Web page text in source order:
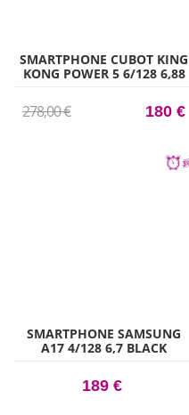
SMARTPHONE CUBOT KING
KONG POWER 5 6/128 6,88
278,00 € 180 €
SMARTPHONE SAMSUNG
A17 4/128 6,7 BLACK
189 €